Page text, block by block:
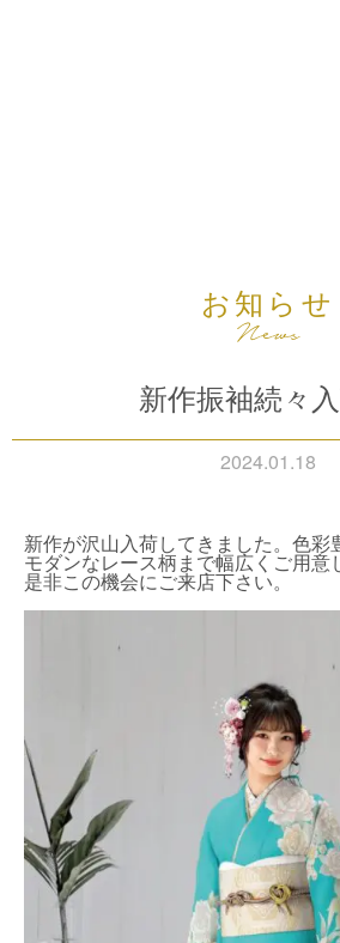
お知らせ
新作振袖続々
2024.01.18
新作が沢山入荷してきました。色彩
モダンなレース柄まで幅広くご用意
是非この機会にご来店下さい。